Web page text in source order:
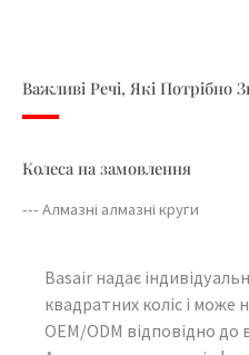
Важливі Речі, Які Потрібно
Колеса на замовлення
--- Алмазні алмазні круги
Basair надає
квадратних коліс і може
OEM/ODM відповідно до